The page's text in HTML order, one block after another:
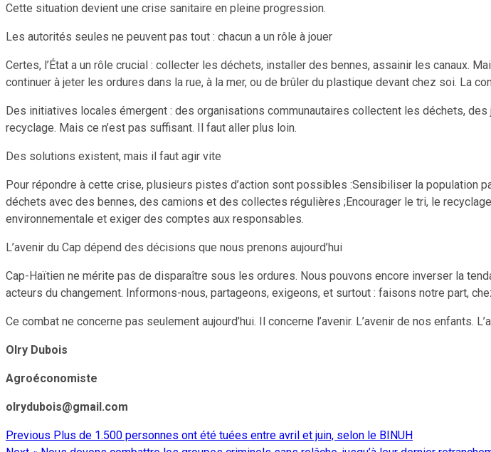
Cette situation devient une crise sanitaire en pleine progression.
Les autorités seules ne peuvent pas tout : chacun a un rôle à jouer
Certes, l’État a un rôle crucial : collecter les déchets, installer des bennes, assainir les canaux.
continuer à jeter les ordures dans la rue, à la mer, ou de brûler du plastique devant chez soi. La
Des initiatives locales émergent : des organisations communautaires collectent les déchets,
recyclage. Mais ce n’est pas suffisant. Il faut aller plus loin.
Des solutions existent, mais il faut agir vite
Pour répondre à cette crise, plusieurs pistes d’action sont possibles :Sensibiliser la population
déchets avec des bennes, des camions et des collectes régulières ;Encourager le tri, le
environnementale et exiger des comptes aux responsables.
L’avenir du Cap dépend des décisions que nous prenons aujourd’hui
Cap-Haïtien ne mérite pas de disparaître sous les ordures. Nous pouvons encore inverser la
acteurs du changement. Informons-nous, partageons, exigeons, et surtout : faisons notre part,
Ce combat ne concerne pas seulement aujourd’hui. Il concerne l’avenir. L’avenir de nos enfants.
Olry Dubois
Agroéconomiste
olrydubois@gmail.com
Continue
Previous Plus de 1.500 personnes ont été tuées entre avril et juin, selon le BINUH